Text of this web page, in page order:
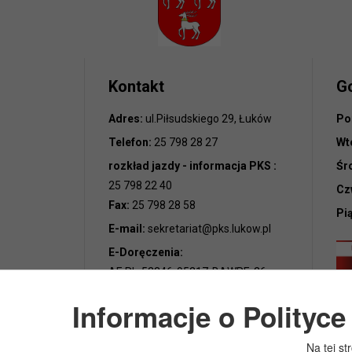
Kontakt
Adres: ul.Piłsudskiego 29, Łuków
Telefon: 25 798 28 27
rozkład jazdy - informacja PKS :
25 798 22 40
Fax: 25 798 28 58
E-mail: sekretariat@pks.lukow.pl
E-Doręczenia:
AE:PL-52346-95217-BAWRE-26
REGON:
000616385
Informacje o
Na tej